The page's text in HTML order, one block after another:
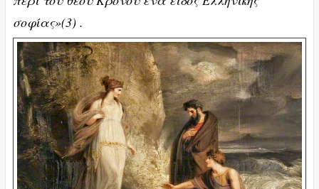
σοφίας»(3) .